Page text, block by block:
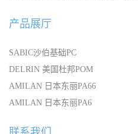
产品展厅
SABIC沙伯基础PC
DELRIN 美国杜邦POM
AMILAN 日本东丽PA66
AMILAN 日本东丽PA6